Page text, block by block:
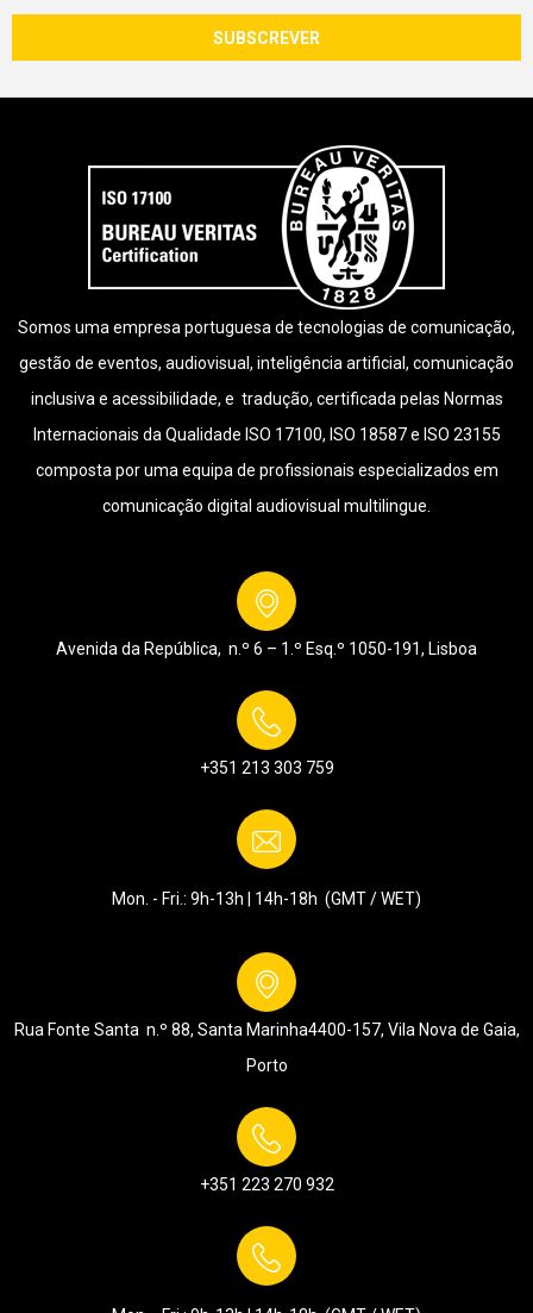
Somos uma empresa portuguesa de tecnologias de comunicação,
gestão de eventos, audiovisual, inteligência artificial, comunicação
inclusiva e acessibilidade, e tradução, certificada pelas Normas
Internacionais da Qualidade ISO 17100, ISO 18587 e ISO 23155
composta por uma equipa de profissionais especializados em
comunicação digital audiovisual multilingue.
Avenida da República, n.º 6 – 1.º Esq.º 1050-191, Lisboa
+351 213 303 759
Mon. - Fri.: 9h-13h | 14h-18h (GMT / WET)
Rua Fonte Santa n.º 88, Santa Marinha4400-157, Vila Nova de Gaia,
Porto
+351 223 270 932